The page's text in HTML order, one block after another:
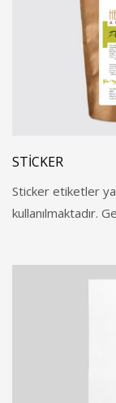
STICKER
Sticker etiketler
kullanılmaktadır.